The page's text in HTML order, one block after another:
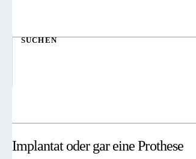
SUCHEN
Implantat oder gar eine Prothese